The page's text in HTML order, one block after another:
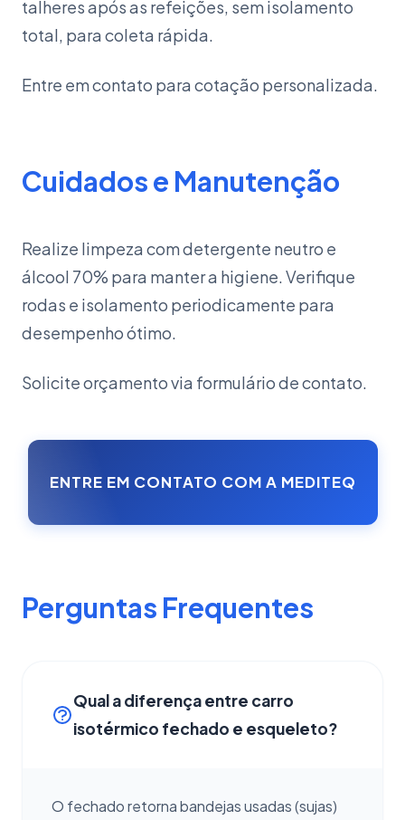
talheres após as refeições, sem isolamento
total, para coleta rápida.
Entre em contato para cotação personalizada.
Cuidados e Manutenção
Realize limpeza com detergente neutro e
álcool 70% para manter a higiene. Verifique
rodas e isolamento periodicamente para
desempenho ótimo.
Solicite orçamento via formulário de contato.
ENTRE EM CONTATO COM A MEDITEQ
Perguntas Frequentes
Qual a diferença entre carro
isotérmico fechado e esqueleto?
O fechado retorna bandejas usadas (sujas)